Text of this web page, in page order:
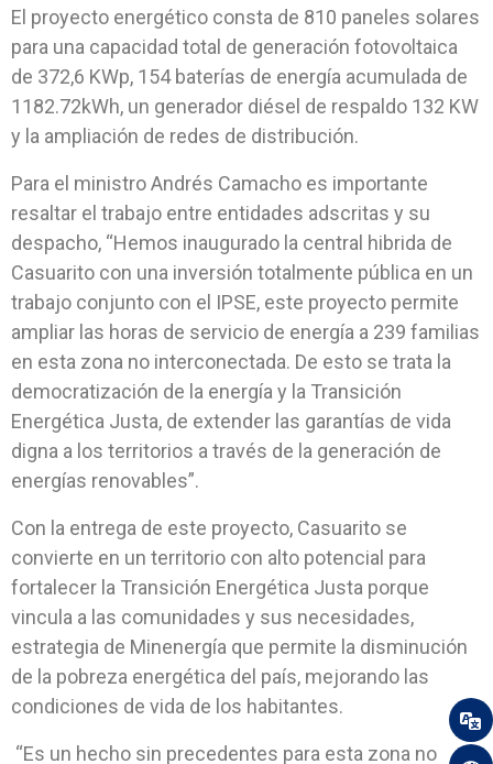
El proyecto energético consta de 810 paneles solares
para una capacidad total de generación fotovoltaica
de 372,6 KWp, 154 baterías de energía acumulada de
1182.72kWh, un generador diésel de respaldo 132 KW
y la ampliación de redes de distribución.
Para el ministro Andrés Camacho es importante
resaltar el trabajo entre entidades adscritas y su
despacho, “Hemos inaugurado la central hibrida de
Casuarito con una inversión totalmente pública en un
trabajo conjunto con el IPSE, este proyecto permite
ampliar las horas de servicio de energía a 239 familias
en esta zona no interconectada. De esto se trata la
democratización de la energía y la Transición
Energética Justa, de extender las garantías de vida
digna a los territorios a través de la generación de
energías renovables”.
Con la entrega de este proyecto, Casuarito se
convierte en un territorio con alto potencial para
fortalecer la Transición Energética Justa porque
vincula a las comunidades y sus necesidades,
estrategia de Minenergía que permite la disminución
de la pobreza energética del país, mejorando las
condiciones de vida de los habitantes.
“Es un hecho sin precedentes para esta zona no